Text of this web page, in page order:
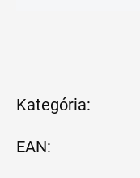
Kategória:
EAN: